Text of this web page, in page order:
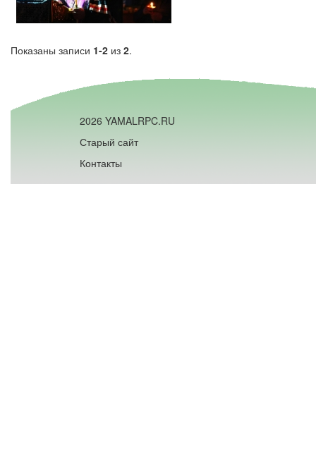
Показаны записи 1-2 из 2.
2026 YAMALRPC.RU
Старый сайт
Контакты